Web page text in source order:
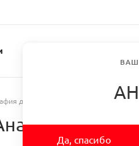
для ресторанов Печать меню
Да, спасибо